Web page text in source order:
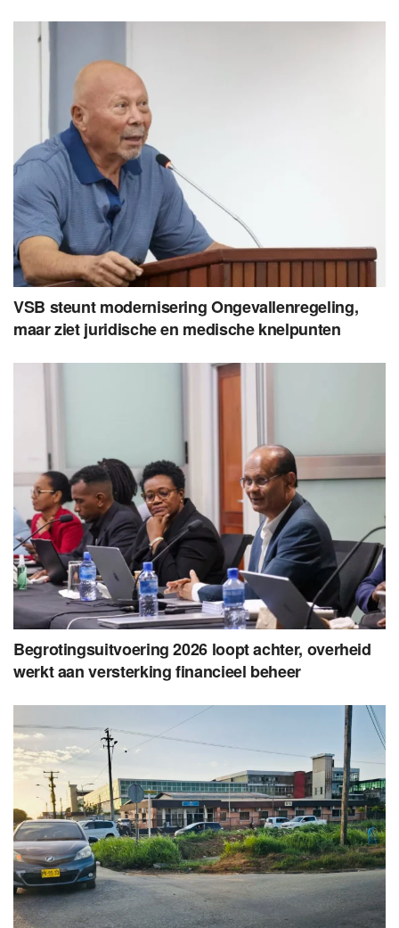
VSB steunt modernisering Ongevallenregeling,
maar ziet juridische en medische knelpunten
Begrotingsuitvoering 2026 loopt achter, overheid
werkt aan versterking financieel beheer